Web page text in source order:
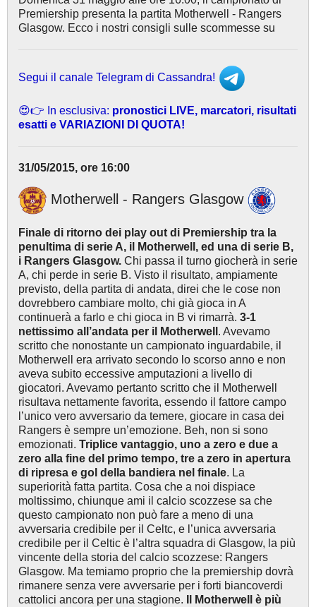
Premiership presenta la partita Motherwell - Rangers
Glasgow. Ecco i nostri consigli sulle scommesse su
Segui il canale Telegram di Cassandra!
😍👉 In esclusiva: pronostici LIVE, marcatori, risultati
esatti e VARIAZIONI DI QUOTA!
31/05/2015, ore 16:00
Motherwell - Rangers Glasgow
Finale di ritorno dei play out di Premiership tra la
penultima di serie A, il Motherwell, ed una di serie B,
i Rangers Glasgow. Chi passa il turno giocherà in serie
A, chi perde in serie B. Visto il risultato, ampiamente
previsto, della partita di andata, direi che le cose non
dovrebbero cambiare molto, chi già gioca in A
continuerà a farlo e chi gioca in B vi rimarrà. 3-1
nettissimo all’andata per il Motherwell . Avevamo
scritto che nonostante un campionato inguardabile, il
Motherwell era arrivato secondo lo scorso anno e non
aveva subito eccessive amputazioni a livello di
giocatori. Avevamo pertanto scritto che il Motherwell
risultava nettamente favorita, essendo il fattore campo
l’unico vero avversario da temere, giocare in casa dei
Rangers è sempre un’emozione. Beh, non si sono
emozionati. Triplice vantaggio, uno a zero e due a
zero alla fine del primo tempo, tre a zero in apertura
di ripresa e gol della bandiera nel finale. La
superiorità fatta partita. Cosa che a noi dispiace
moltissimo, chiunque ami il calcio scozzese sa che
questo campionato non può fare a meno di una
avversaria credibile per il Celtc, e l’unica avversaria
credibile per il Celtic è l’altra squadra di Glasgow, la più
vincente della storia del calcio scozzese: Rangers
Glasgow. Ma temiamo proprio che la premiership dovrà
rimanere senza vere avversarie per i forti biancoverdi
cattolici ancora per una stagione.
Il Motherwell è più